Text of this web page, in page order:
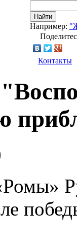
Найти
Например:
Контакты